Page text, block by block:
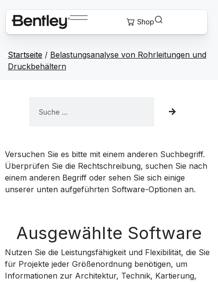
Startseite / Belastungsanalyse von Rohrleitungen und
Druckbehältern
Versuchen Sie es bitte mit einem anderen Suchbegriff.
Überprüfen Sie die Rechtschreibung, suchen Sie nach
einem anderen Begriff oder sehen Sie sich einige
unserer unten aufgeführten Software-Optionen an.
Ausgewählte Software
MicroStation
Nutzen Sie die Leistungsfähigkeit und Flexibilität, die Sie
für Projekte jeder Größenordnung benötigen, um
Informationen zur Architektur, Technik, Kartierung,